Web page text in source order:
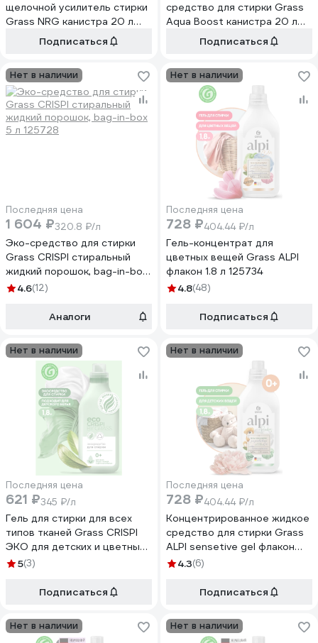
щелочной усилитель стирки
Grass NRG канистра 20 л
Подписаться
средство для стирки Grass
Aqua Boost канистра 20 л
125795Подписаться
Нет в наличии
Последняя цена
1 604 ₽320.8 ₽/л
Эко-средство для стирки
Grass CRISPI стиральный
жидкий порошок, bag-in-box
5 л 125728
4.6(12)
Аналоги
Нет в наличии
Последняя цена
728 ₽404.44 ₽/л
Гель-концентрат для
цветных вещей Grass ALPI
флакон 1.8 л 125734
4.8(48)
Подписаться
Нет в наличии
Последняя цена
621 ₽345 ₽/л
Гель для стирки для всех
типов тканей Grass CRISPI
ЭКО для детских и цветных
вещей, для белого белья,
автомат, флакон 1800 мл
5(3)
Подписаться
Нет в наличии
Последняя цена
728 ₽404.44 ₽/л
Концентрированное жидкое
средство для стирки Grass
ALPI sensetive gel флакон
125732
4.3(6)
Подписаться
Нет в наличии Нет в наличии